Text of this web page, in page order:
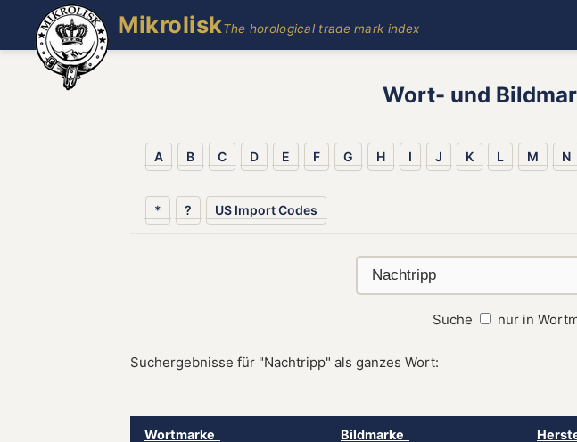
MikroliskThe horological trade mark index
Wort- und
A B C D E F G H I J K L M N
* ? US Import Codes
Suche nur in
Suchergebnisse für "Nachtripp" als ganzes Wort:
Wortmarke Bildmarke